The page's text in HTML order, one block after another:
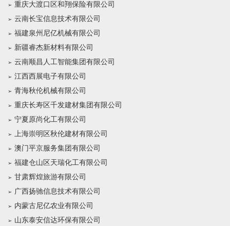
重庆大渡口区和翔保险有限公司
云南长宝信息技术有限公司
福建泉州尼亿机械有限公司
新疆睿杰新材料有限公司
云南顺昌人工智能集团有限公司
江西西展电子有限公司
青海秋伦机械有限公司
重庆长寿区千发建材集团有限公司
宁夏原尚化工有限公司
上海崇明区秋伦建材有限公司
澳门平京服务集团有限公司
福建仓山区天瑞化工有限公司
甘肃辉煌旅游有限公司
广西扬驰信息技术有限公司
内蒙古尼亿农业有限公司
山东泰安信达环保有限公司